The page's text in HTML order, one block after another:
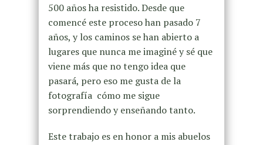
500 años ha resistido. Desde que
comencé este proceso han pasado 7
años, y los caminos se han abierto a
lugares que nunca me imaginé y sé que
viene más que no tengo idea que
pasará, pero eso me gusta de la
fotografía cómo me sigue
sorprendiendo y enseñando tanto.
Este trabajo es en honor a mis abuelos